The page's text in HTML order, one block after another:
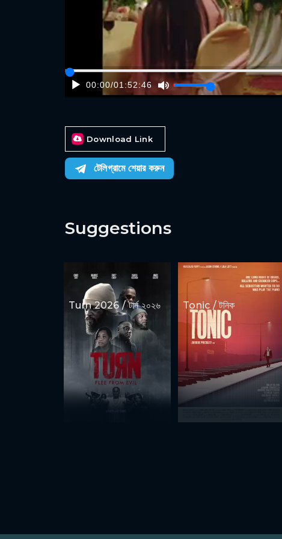
00:00/01:52:46
Download Link
টেলিগ্রামে শেয়ার করুন
Suggestions
Turn 2026 / টার্ন ২০২৬ Tonic / টনিক